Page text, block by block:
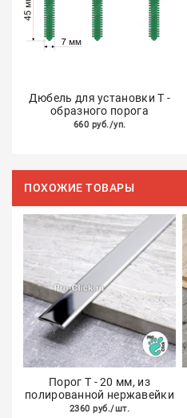
Дюбель для установки Т -
образного порога
660 руб./уп.
ПОХОЖИЕ ТОВАРЫ
Порог Т - 20 мм, из
полированной нержавейки
2360 руб./шт.